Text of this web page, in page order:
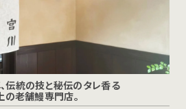
伝統の技と秘伝のタレ香る
の老舗鰻専門店。